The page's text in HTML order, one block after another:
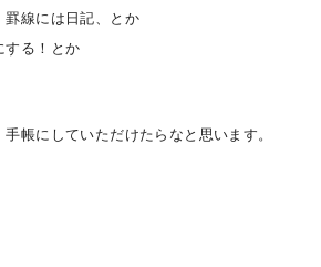
線には日記、とか
する！とか
帳にしていただけたらなと思います。